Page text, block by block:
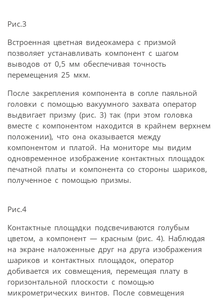
Рис.3
Встроенная цветная видеокамера с призмой
позволяет устанавливать компонент с шагом
выводов от 0,5 мм обеспечивая точность
перемещения 25 мкм.
После закрепления компонента в сопле паяльной
головки с помощью вакуумного захвата оператор
выдвигает призму (рис. 3) так (при этом головка
вместе с компонентом находится в крайнем верхнем
положении), что она оказывается между
компонентом и платой. На мониторе мы видим
одновременное изображение контактных площадок
печатной платы и компонента со стороны шариков,
полученное с помощью призмы.
Рис.4
Контактные площадки подсвечиваются голубым
цветом, а компонент — красным (рис. 4). Наблюдая
на экране наложенные друг на друга изображения
шариков и контактных площадок, оператор
добивается их совмещения, перемещая плату в
горизонтальной плоскости с помощью
микрометрических винтов. После совмещения